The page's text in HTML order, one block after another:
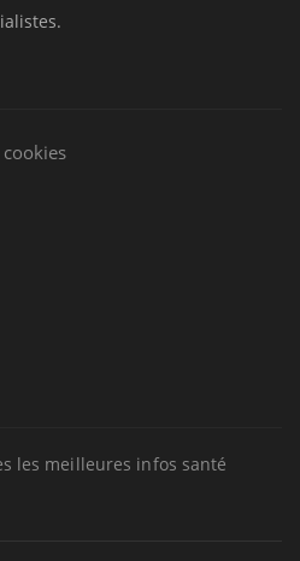
les meilleures infos santé